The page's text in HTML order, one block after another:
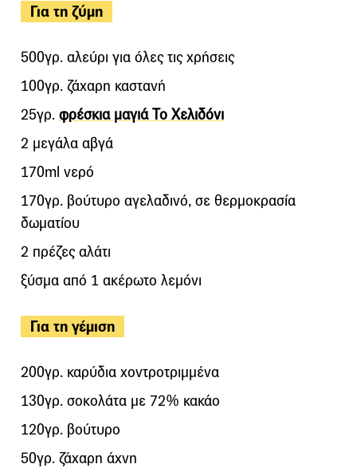
Για τη ζύμη
500γρ. αλεύρι για όλες τις χρήσεις
100γρ. ζάχαρη καστανή
25γρ. φρέσκια μαγιά Το Χελιδόνι
2 μεγάλα αβγά
170ml νερό
170γρ. βούτυρο αγελαδινό, σε θερμοκρασία
δωματίου
2 πρέζες αλάτι
ξύσμα από 1 ακέρωτο λεμόνι
Για τη γέμιση
200γρ. καρύδια χοντροτριμμένα
130γρ. σοκολάτα με 72% κακάο
120γρ. βούτυρο
50γρ. ζάχαρη άχνη